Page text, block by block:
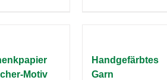
Motiv
Handgefärbtes
Garn